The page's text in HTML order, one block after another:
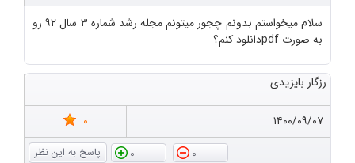
سلام میخواستم بدونم چجور میتونم مجله رشد شماره ۳ سال ۹۲ رو
به صورت pdfدانلود کنم؟
رزگار بایزیدی
۱۴۰۰/۰۹/۰۷
0
0
0